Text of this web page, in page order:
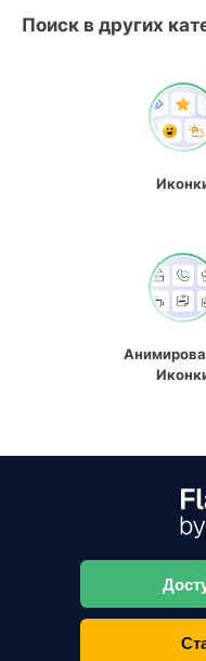
Поиск в других